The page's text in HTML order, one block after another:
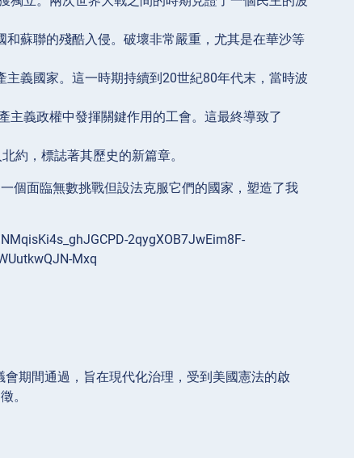
蘇聯的殘酷入侵。破壞非常嚴重，尤其是在華沙等
義國家。這一時期持續到20世紀80年代末，當時波
主義政權中發揮關鍵作用的工會。這最終導致了
約，標誌著其歷史的新篇章。
個面臨無數挑戰但設法克服它們的國家，塑造了我
期間通過，旨在現代化治理，受到美國憲法的啟
。